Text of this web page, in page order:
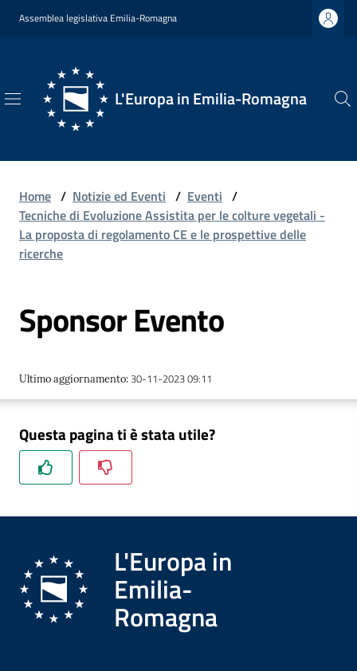
Vai al contenuto
Vai alla navigazione
Vai al footer
Assemblea legislativa Emilia-Romagna
L'Europa in Emilia-Romagna
L'Europa
Romagna
Notizie
eventi
Partecipazione
Home / Notizie ed Eventi / Eventi /
Tecniche di Evoluzione Assistita per le colture vegetali -
La proposta di regolamento CE e le prospettive delle
ricerche
Sponsor Evento
Ultimo aggiornamento: 30-11-2023 09:11
Questa pagina ti è stata utile?
L'Europa in
Emilia-
Romagna